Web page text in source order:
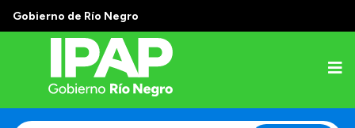
Gobierno de Río Negro